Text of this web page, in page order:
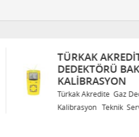
TÜRKAK
DEDEKTÖRÜ
KALIBRASYON
Türkak Akredite Gaz
Kalibrasyon Teknik